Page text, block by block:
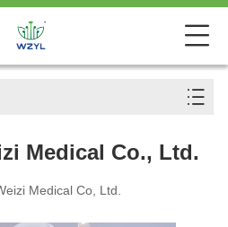
Medical Co., Ltd.
Medical Co, Ltd.